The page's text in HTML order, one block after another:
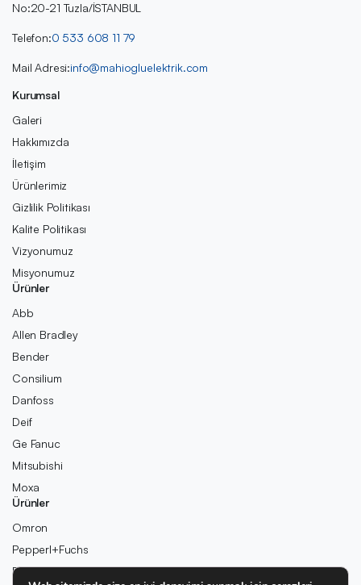
No:20-21 Tuzla/İSTANBUL
Telefon:0 533 608 11 79
Mail Adresi:info@mahiogluelektrik.com
Kurumsal
Galeri
Hakkımızda
İletişim
Ürünlerimiz
Gizlilik Politikası
Kalite Politikası
Vizyonumuz
Misyonumuz
Ürünler
Abb
Allen Bradley
Bender
Consilium
Danfoss
Deif
Ge Fanuc
Mitsubishi
Moxa
Ürünler
Omron
Pepperl+Fuchs
Pilz